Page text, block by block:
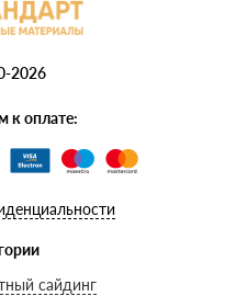
2026
к оплате:
сайдинг